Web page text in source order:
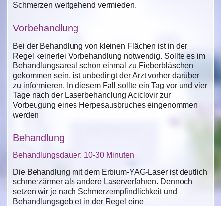
Schmerzen weitgehend vermieden.
Vorbehandlung
Bei der Behandlung von kleinen Flächen ist in der
Regel keinerlei Vorbehandlung notwendig. Sollte es im
Behandlungsareal schon einmal zu Fieberbläschen
gekommen sein, ist unbedingt der Arzt vorher darüber
zu informieren. In diesem Fall sollte ein Tag vor und vier
Tage nach der Laserbehandlung Aciclovir zur
Vorbeugung eines Herpesausbruches eingenommen
werden
Behandlung
Behandlungsdauer: 10-30 Minuten
Die Behandlung mit dem Erbium-YAG-Laser ist deutlich
schmerzärmer als andere Laserverfahren. Dennoch
setzen wir je nach Schmerzempfindlichkeit und
Behandlungsgebiet in der Regel eine